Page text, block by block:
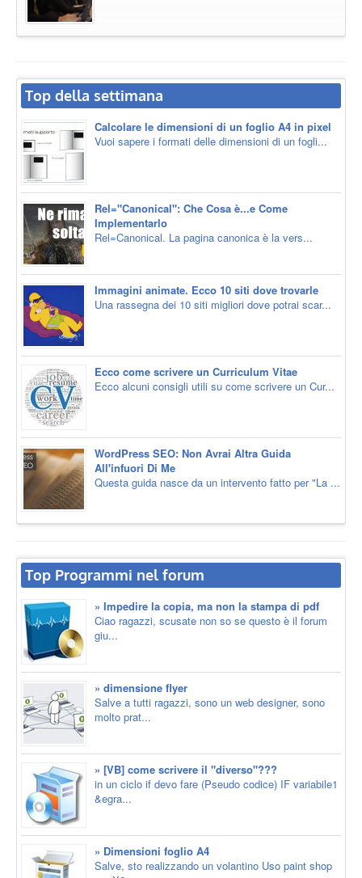
Top della settimana
Calcolare le dimensioni di un foglio A4 in pixel
Vuoi sapere i formati delle dimensioni di un fogli...
Rel="Canonical": Che Cosa è...e Come
Implementarlo
Rel=Canonical. La pagina canonica è la vers...
Immagini animate. Ecco 10 siti dove trovarle
Una rassegna dei 10 siti migliori dove potrai scar...
Ecco come scrivere un Curriculum Vitae
Ecco alcuni consigli utili su come scrivere un Cur...
WordPress SEO: Non Avrai Altra Guida
All'infuori Di Me
Questa guida nasce da un intervento fatto per "La ...
Top Programmi nel forum
» Impedire la copia, ma non la stampa di pdf
Ciao ragazzi, scusate non so se questo è il forum
giu...
» dimensione flyer
Salve a tutti ragazzi, sono un web designer, sono
molto prat...
» [VB] come scrivere il "diverso"???
in un ciclo if devo fare (Pseudo codice) IF variabile1
&egra...
» Dimensioni foglio A4
Salve, sto realizzando un volantino Uso paint shop